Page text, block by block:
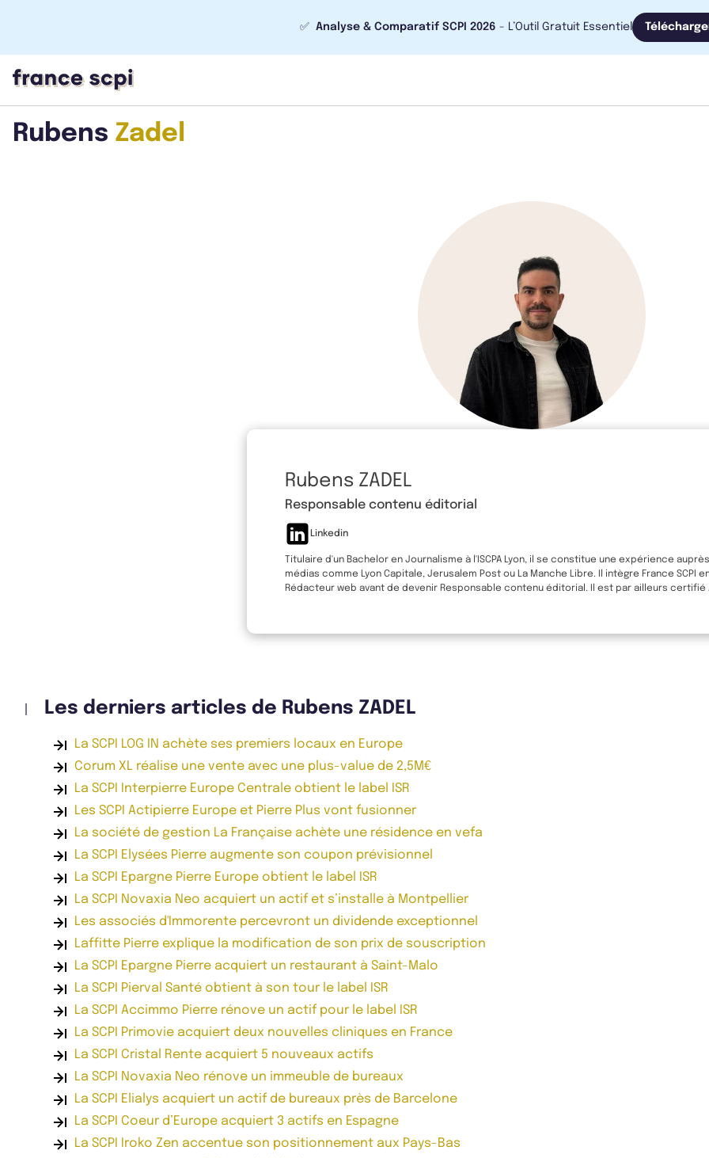
✅ Analyse & Comparatif SCPI 2026 - L’Outil Gratuit Essentiel
Rubens Zadel
Rubens ZADEL
Responsable contenu éditorial
Linkedin
Titulaire d'un Bachelor en Journalisme à l'ISCPA Lyon, il se constitue une expérience
médias comme Lyon Capitale, Jerusalem Post ou La Manche Libre. Il intègre France SCPI
Rédacteur web avant de devenir Responsable contenu éditorial. Il est par ailleurs certifié
Les derniers articles de Rubens ZADEL
La SCPI LOG IN achète ses premiers locaux en Europe
Corum XL réalise une vente avec une plus-value de 2,5M€
La SCPI Interpierre Europe Centrale obtient le label ISR
Les SCPI Actipierre Europe et Pierre Plus vont fusionner
La société de gestion La Française achète une résidence en vefa
La SCPI Elysées Pierre augmente son coupon prévisionnel
La SCPI Epargne Pierre Europe obtient le label ISR
La SCPI Novaxia Neo acquiert un actif et s’installe à Montpellier
Les associés d'Immorente percevront un dividende exceptionnel
Laffitte Pierre explique la modification de son prix de souscription
La SCPI Epargne Pierre acquiert un restaurant à Saint-Malo
La SCPI Pierval Santé obtient à son tour le label ISR
La SCPI Accimmo Pierre rénove un actif pour le label ISR
La SCPI Primovie acquiert deux nouvelles cliniques en France
La SCPI Cristal Rente acquiert 5 nouveaux actifs
La SCPI Novaxia Neo rénove un immeuble de bureaux
La SCPI Elialys acquiert un actif de bureaux près de Barcelone
La SCPI Coeur d’Europe acquiert 3 actifs en Espagne
La SCPI Iroko Zen accentue son positionnement aux Pays-Bas